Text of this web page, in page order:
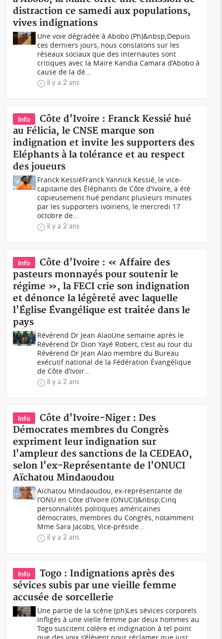
distraction ce samedi aux populations,
vives indignations
Une voie dégradée à Abobo (Ph)&nbsp;Depuis
ces derniers jours, nous constatons sur les
réseaux sociaux que des internautes sont
critiques avec la Maire Kandia Camara d’Abobo à
cause de la dé...
il y a 2 ans
Info
Côte d'Ivoire : Franck Kessié hué
au Félicia, le CNSE marque son
indignation et invite les supporters des
Eléphants à la tolérance et au respect
des joueurs
Franck KessiéFranck Yannick Kessié, le vice-
capitaine des Éléphants de Côte d'Ivoire, a été
copieusement hué pendant plusieurs minutes
par les supporters ivoiriens, le mercredi 17
octobre de...
il y a 2 ans
Info
Côte d'Ivoire : « Affaire des
pasteurs monnayés pour soutenir le
régime », la FECI crie son indignation
et dénonce la légèreté avec laquelle
l'Église Évangélique est traitée dans le
pays
Révérend Dr Jean AlaoUne semaine après le
Révérend Dr Dion Yayé Robert, c'est au tour du
Révérend Dr Jean Alao membre du Bureau
exécutif national de la Fédération Évangélique
de Côte d’Ivoir...
il y a 2 ans
Info
Côte d'Ivoire-Niger : Des
Démocrates membres du Congrès
expriment leur indignation sur
l'ampleur des sanctions de la CEDEAO,
selon l'ex-Représentante de l'ONUCI
Aïchatou Mindaoudou
Aïchatou Mindaoudou, ex-représentante de
l’ONU en Côte d’Ivoire (ONUCI)&nbsp;Cinq
personnalités politiques américaines
démocrates, membres du Congrès, notamment
Mme Sara Jacobs, Vice-préside...
il y a 2 ans
Info
Togo : Indignations après des
sévices subis par une vieille femme
accusée de sorcellerie
Une partie de la scène (ph)Les sévices corporels
infligés à une vielle femme par deux hommes au
Togo suscitent colère et indignation à tel point